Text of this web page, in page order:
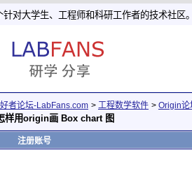
针对大学生、工程师和科研工作者的技术社区
者论坛-LabFans.com > 工程数学软件 > Origin论
样用origin画 Box chart 图
注册账号